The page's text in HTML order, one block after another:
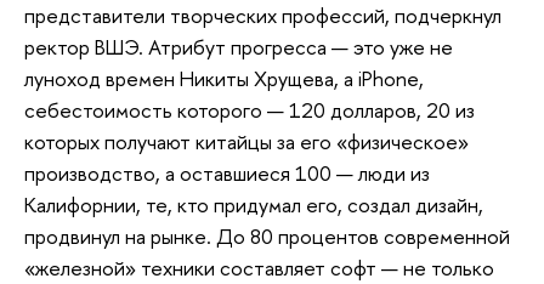
представители творческих профессий, подчеркнул
ректор ВШЭ. Атрибут прогресса — это уже не
луноход времен Никиты Хрущева, а iPhone,
себестоимость которого — 120 долларов, 20 из
которых получают китайцы за его «физическое»
производство, а оставшиеся 100 — люди из
Калифорнии, те, кто придумал его, создал дизайн,
продвинул на рынке. До 80 процентов современной
«железной» техники составляет софт — не только